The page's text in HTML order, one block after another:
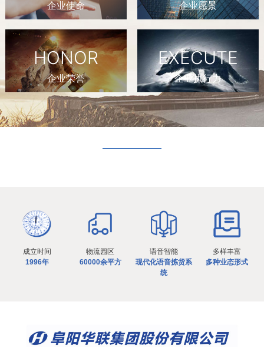
企业使命 企业愿景
HONOR
企业荣誉
EXECUTE
企业执行力
成立时间
1996年
物流园区
60000余平方
语音智能
现代化语音拣货系
统
多样丰富
多种业态形式